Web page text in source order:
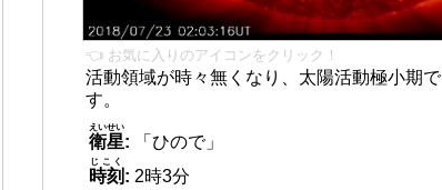
👈 お気に入りのアイコンをクリック！
活動領域が時々無くなり、太陽活動極小期で
す。
衛星
えいせい
:
「ひので」
時刻
じこく
: 2時3分